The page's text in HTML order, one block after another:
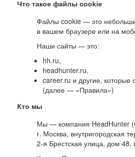
Что такое файлы cookie
Файлы cookie — это
в вашем браузере или на
Наши сайты — это:
hh.ru,
headhunter.ru,
career.ru и другие,
(далее — «Правила»)
Кто мы
Мы — компания HeadHunter
г. Москва, внутригородская
2-я Брестская улица, дом